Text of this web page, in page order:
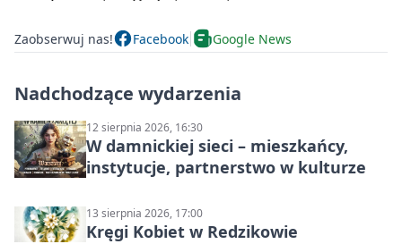
Zaobserwuj nas! Facebook Google News
Nadchodzące wydarzenia
12 sierpnia 2026, 16:30
W damnickiej sieci – mieszkańcy,
instytucje, partnerstwo w kulturze
13 sierpnia 2026, 17:00
Kręgi Kobiet w Redzikowie